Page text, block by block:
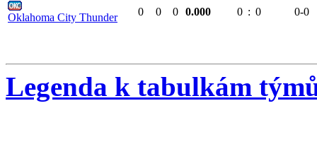
Oklahoma City Thunder 0 0 0 0.000 0 : 0 0-0
Legenda k tabulkám